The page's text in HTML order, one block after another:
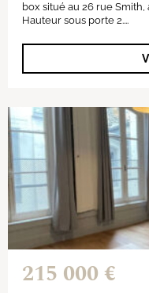
box situé au 26 rue
Hauteur sous porte 2....
215 000 €